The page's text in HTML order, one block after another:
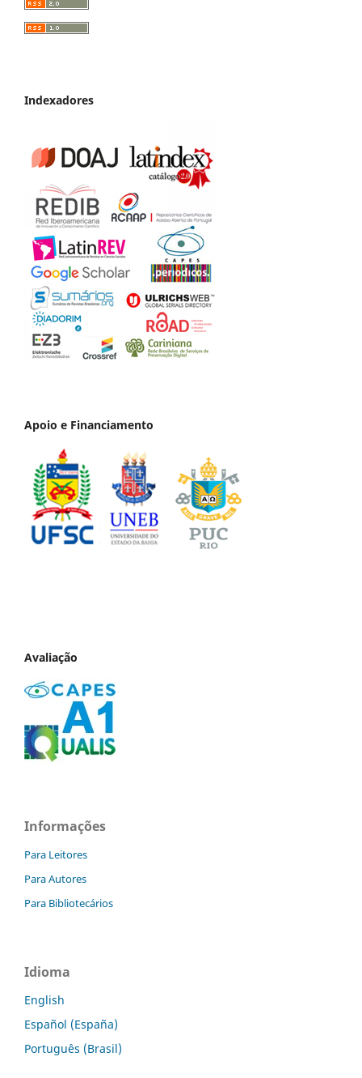
Indexadores
Apoio e Financiamento
Avaliação
Informações
Para Leitores
Para Autores
Para Bibliotecários
Idioma
English
Español (España)
Português (Brasil)